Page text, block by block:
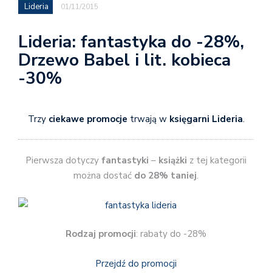
Lideria 01/11/2015
Lideria: fantastyka do -28%,
Drzewo Babel i lit. kobieca
-30%
Trzyciekawe promocje trwają w księgarni Lideria.
Pierwsza dotyczy fantastyki – książki z tej kategorii
można dostać do 28% taniej.
Rodzaj promocji: rabaty do -28%
Przejdź do promocji